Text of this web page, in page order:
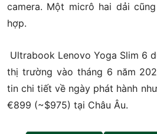
camera. Một micrô hai dải
hợp.
Ultrabook Lenovo Yoga Slim 6
thị trường vào tháng 6 năm
tin chi tiết về ngày phát hành
€899 (~$975) tại Châu Âu.